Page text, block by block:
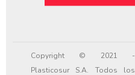
Copyright © 2021 -
Plasticosur S.A. Todos los